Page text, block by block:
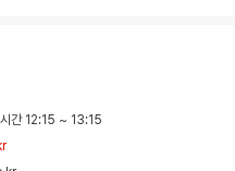
시간 12:15 ~ 13:15